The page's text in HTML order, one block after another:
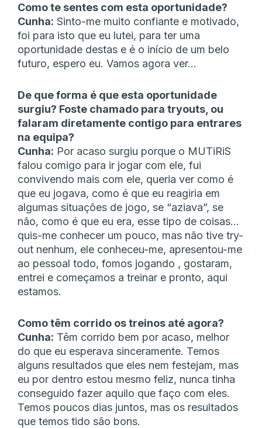
Como te sentes com esta oportunidade?
Cunha: Sinto-me muito confiante e motivado,
foi para isto que eu lutei, para ter uma
oportunidade destas e é o início de um belo
futuro, espero eu. Vamos agora ver…
De que forma é que esta oportunidade
surgiu? Foste chamado para tryouts, ou
falaram diretamente contigo para entrares
na equipa?
Cunha: Por acaso surgiu porque o MUTiRiS
falou comigo para ir jogar com ele, fui
convivendo mais com ele, queria ver como é
que eu jogava, como é que eu reagiria em
algumas situações de jogo, se “aziava”, se
não, como é que eu era, esse tipo de coisas…
quis-me conhecer um pouco, mas não tive try-
out nenhum, ele conheceu-me, apresentou-me
ao pessoal todo, fomos jogando , gostaram,
entrei e começamos a treinar e pronto, aqui
estamos.
Como têm corrido os treinos até agora?
Cunha: Têm corrido bem por acaso, melhor
do que eu esperava sinceramente. Temos
alguns resultados que eles nem festejam, mas
eu por dentro estou mesmo feliz, nunca tinha
conseguido fazer aquilo que faço com eles.
Temos poucos dias juntos, mas os resultados
que temos tido são bons.